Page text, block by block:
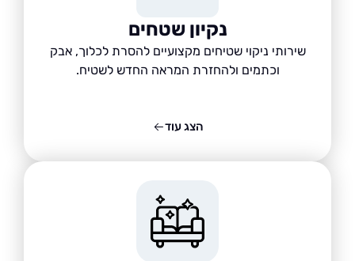
נקיון שטחים
שירותי ניקוי שטיחים מקצועיים להסרת לכלוך, אבק
וכתמים ולהחזרת המראה החדש לשטיח.